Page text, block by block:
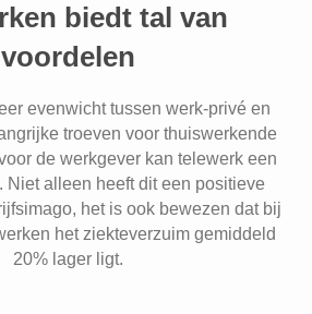
biedt tal van
voordelen
evenwicht tussen werk-privé en
troeven voor thuiswerkende
de werkgever kan telewerk een
Niet alleen heeft dit een positieve
het is ook bewezen dat bij
het ziekteverzuim gemiddeld
20% lager ligt.